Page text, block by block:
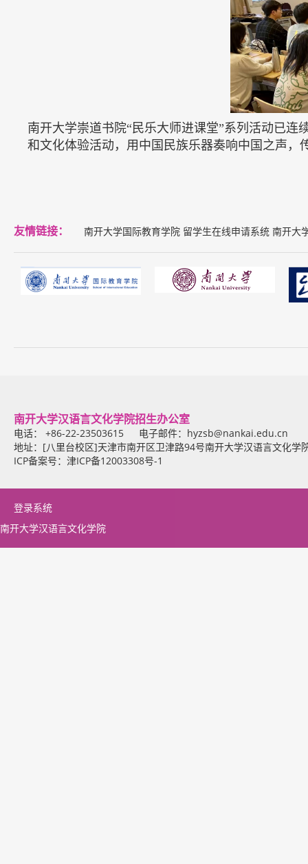
南开大学崇道书院“民乐大师进课堂”系列活动已连
和文化体验活动，用中国民族乐器奏响中国之声
友情链接： 南开大学国际教育学院 留学生在线申请系统 南开大
南开大学汉语言文化学院招生办公室
电话： +86-22-23503615 电子邮件： hyzsb@nankai.edu.cn
地址：[八里台校区]天津市南开区卫津路94号南开大学汉语言文化
ICP备案号：津ICP备12003308号-1
登录系统
南开大学汉语言文化学院